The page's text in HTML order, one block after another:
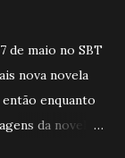
de maio no SBT
nova novela
enquanto
da novela?